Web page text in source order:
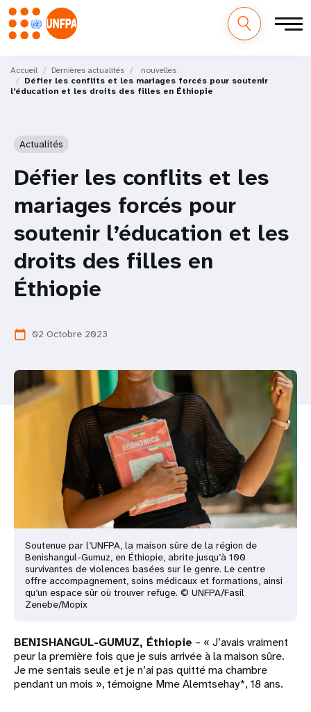
au
contenu
principal
M
a
Accueil Dernières actualités
nouvelles
Défier les conflits et les mariages forcés pour soutenir
l’éducation et les droits des filles en Éthiopie
Actualités
Défier les conflits et les
mariages forcés pour
soutenir l’éducation et les
droits des filles en
Éthiopie
calendar_today 02 Octobre 2023
Soutenue par l’UNFPA, la maison sûre de la région de
Benishangul-Gumuz, en Éthiopie, abrite jusqu’à 100
survivantes de violences basées sur le genre. Le centre
offre accompagnement, soins médicaux et formations, ainsi
qu’un espace sûr où trouver refuge. © UNFPA/Fasil
Zenebe/Mopix
BENISHANGUL-GUMUZ, Éthiopie – « J’avais vraiment
peur la première fois que je suis arrivée à la maison sûre.
Je me sentais seule et je n’ai pas quitté ma chambre
pendant un mois », témoigne Mme Alemtsehay*, 18 ans.